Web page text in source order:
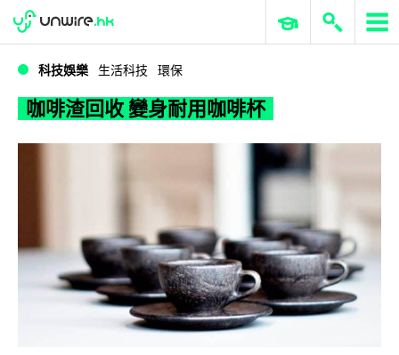
咖啡渣回收 變身耐用咖啡杯
WWDC 2026 ERP 與商業 AI
科技娛樂 生活科技 環保
咖啡渣回收 變身耐用咖啡杯